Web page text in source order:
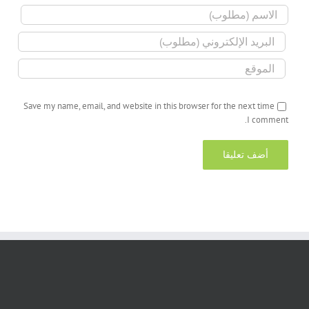
Save my name, email, and website in this browser for the next time
I comment.